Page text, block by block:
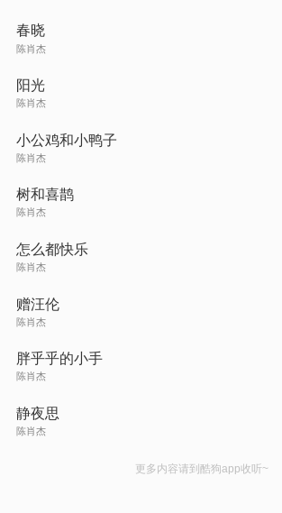
春晓
陈肖杰
阳光
陈肖杰
小公鸡和小鸭子
陈肖杰
树和喜鹊
陈肖杰
怎么都快乐
陈肖杰
赠汪伦
陈肖杰
胖乎乎的小手
陈肖杰
静夜思
陈肖杰
更多内容请到酷狗app收听~